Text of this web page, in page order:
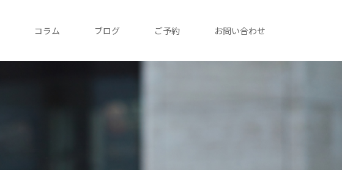
コラム ブログ ご予約 お問い合わせ